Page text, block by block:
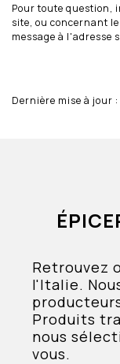
Pour toute question,
site, ou concernant
message à l'adresse
Dernière mise à jour
Retrouvez
l'Italie.
Produits
nous
vous.